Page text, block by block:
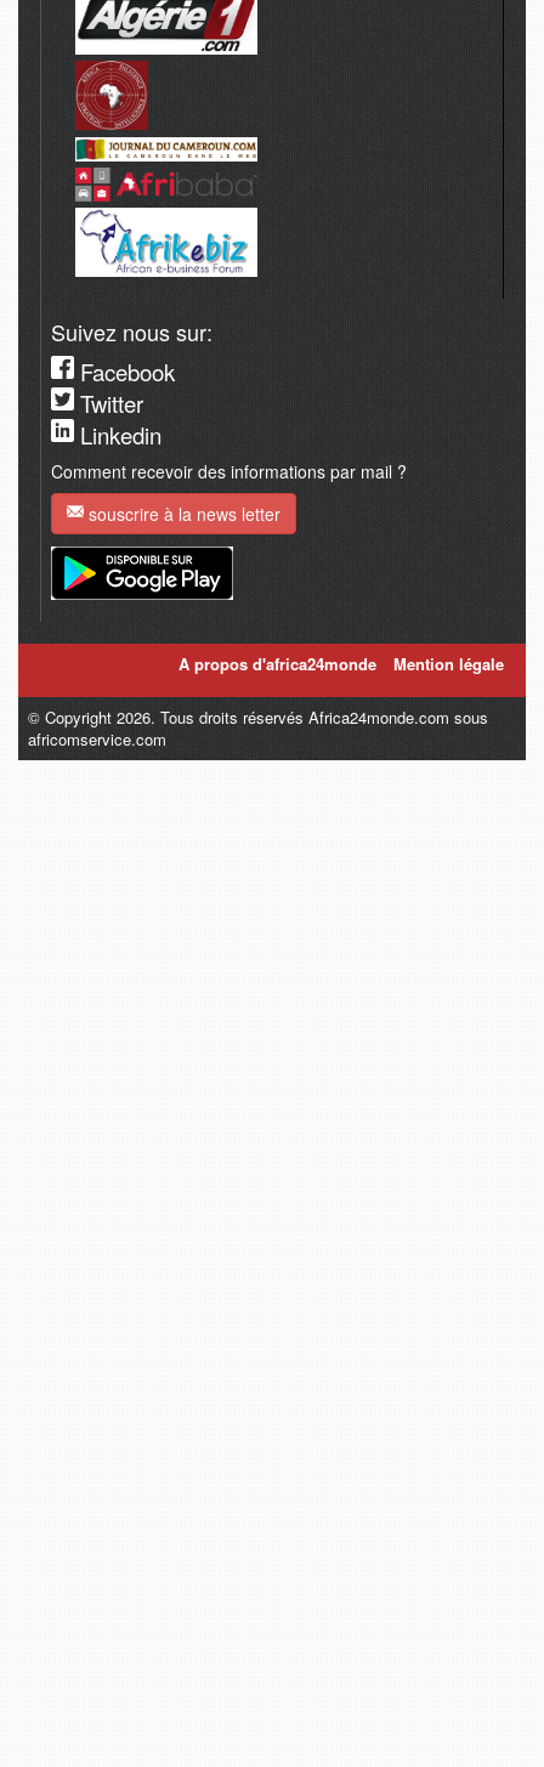
Suivez nous sur:
Facebook
Twitter
Linkedin
Comment recevoir des informations par mail ?
souscrire à la news letter
A propos d'africa24monde Mention légale
© Copyright 2026. Tous droits réservés Africa24monde.com sous
africomservice.com